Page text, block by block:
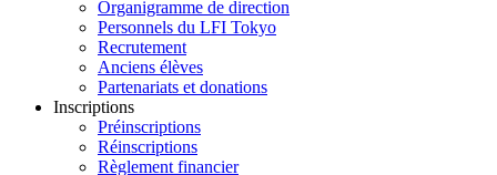
Organigramme de direction
Personnels du LFI Tokyo
Recrutement
Anciens élèves
Partenariats et donations
Inscriptions
Préinscriptions
Réinscriptions
Règlement financier